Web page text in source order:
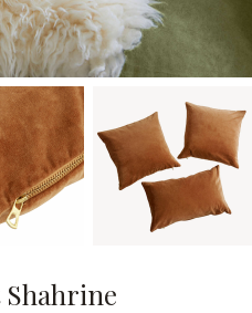
Shahrine